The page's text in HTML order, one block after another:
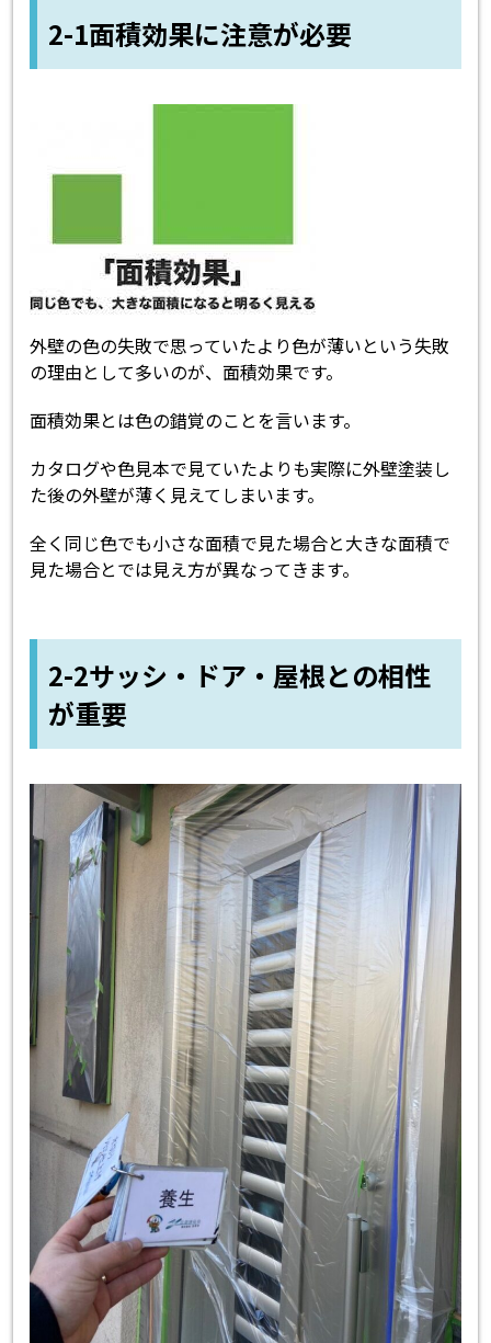
2-1面積効果に注意が必要
外壁の色の失敗で思っていたより色が薄いという失敗
の理由として多いのが、面積効果です。
面積効果とは色の錯覚のことを言います。
カタログや色見本で見ていたよりも実際に外壁塗装し
た後の外壁が薄く見えてしまいます。
全く同じ色でも小さな面積で見た場合と大きな面積で
見た場合とでは見え方が異なってきます。
2-2サッシ・ドア・屋根との相性
が重要